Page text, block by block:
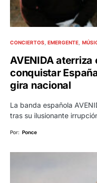
CONCIERTOS EMERGENTE
AVENIDA
conquistar
gira nacional
La banda española
tras su ilusionante
Por: Ponce